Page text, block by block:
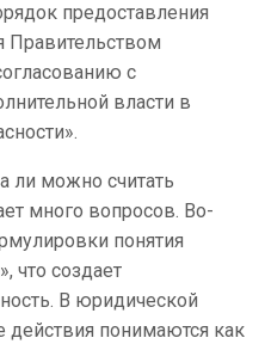
предоставления
Правительством
с
власти в
ли можно считать
много вопросов. Во-
понятия
что создает
В юридической
действия понимаются как